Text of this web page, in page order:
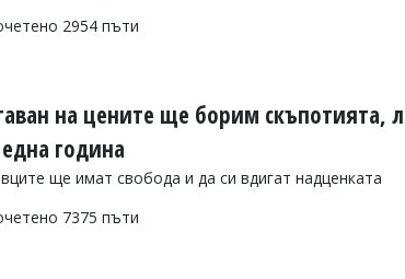
2954 пъти
на цените ще борим скъпотията,
година
ще имат свобода и да си вдигат надценката
7375 пъти